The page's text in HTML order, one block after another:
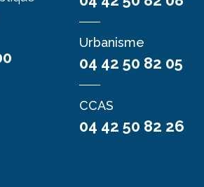
Urbanisme
04 42 50 82 05
CCAS
04 42 50 82 26